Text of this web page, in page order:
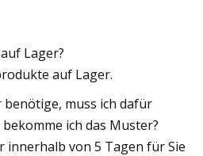
Lager?
auf Lager.
benötige, muss ich dafür
ich das Muster?
innerhalb von 5 Tagen für Sie